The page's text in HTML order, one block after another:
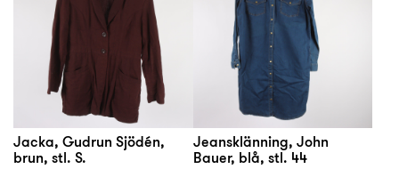
Jacka, Gudrun Sjödén,
brun, stl. S.
Jeansklänning, John
Bauer, blå, stl. 44